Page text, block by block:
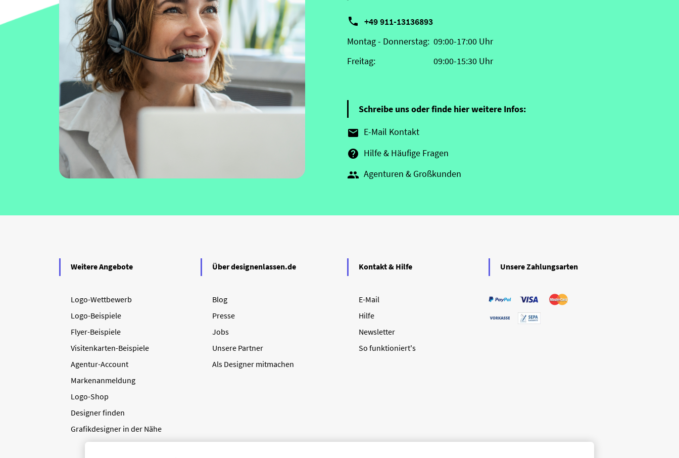
 +49 911-13136893
Montag - Donnerstag:
Freitag:
09:00-17:00 Uhr
09:00-15:30 Uhr
Schreibe uns oder finde hier weitere Infos:
 E-Mail Kontakt
 Hilfe & Häufige Fragen
 Agenturen & Großkunden
Weitere Angebote
Logo-Wettbewerb
Logo-Beispiele
Flyer-Beispiele
Visitenkarten-Beispiele
Agentur-Account
Markenanmeldung
Logo-Shop
Designer finden
Grafikdesigner in der Nähe
Über designenlassen.de
Blog
Presse
Jobs
Unsere Partner
Als Designer mitmachen
Kontakt & Hilfe
E-Mail
Hilfe
Newsletter
So funktioniert's
Unsere Zahlungsarten